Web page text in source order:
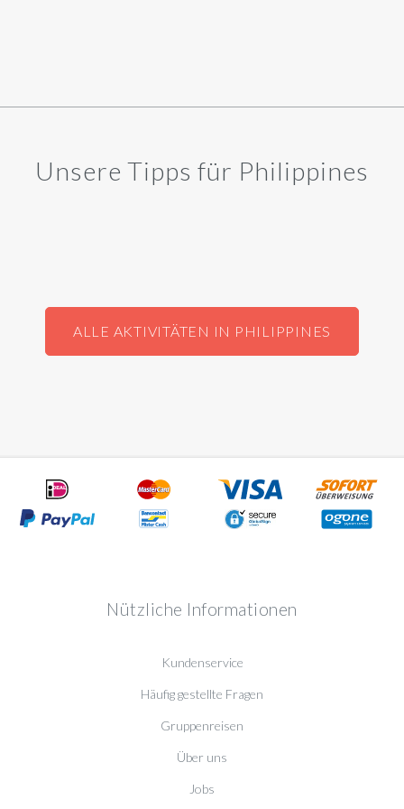
Unsere Tipps für Philippines
ALLE AKTIVITÄTEN IN PHILIPPINES
Nützliche Informationen
Kundenservice
Häufig gestellte Fragen
Gruppenreisen
Über uns
Jobs